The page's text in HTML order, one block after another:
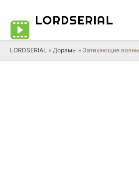
LORDSERIAL
LORDSERIAL » Дорамы » Затихающие волны